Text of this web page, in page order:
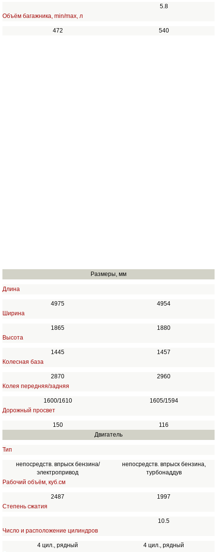
5.8
Объём багажника, min/max, л
472 540
Размеры, мм
Длина
4975
4954
Ширина
1865
1880
Высота
1445
1457
Колесная база
2870
2960
Колея передняя/задняя
1600/1610
1605/1594
Дорожный просвет
150
116
Двигатель
Тип
непосредств. впрыск бензина/
электропривод
непосредств. впрыск бензина,
турбонаддув
Рабочий объём, куб.см
2487
1997
Степень сжатия
10.5
Число и расположение цилиндров
4 цил., рядный
4 цил., рядный